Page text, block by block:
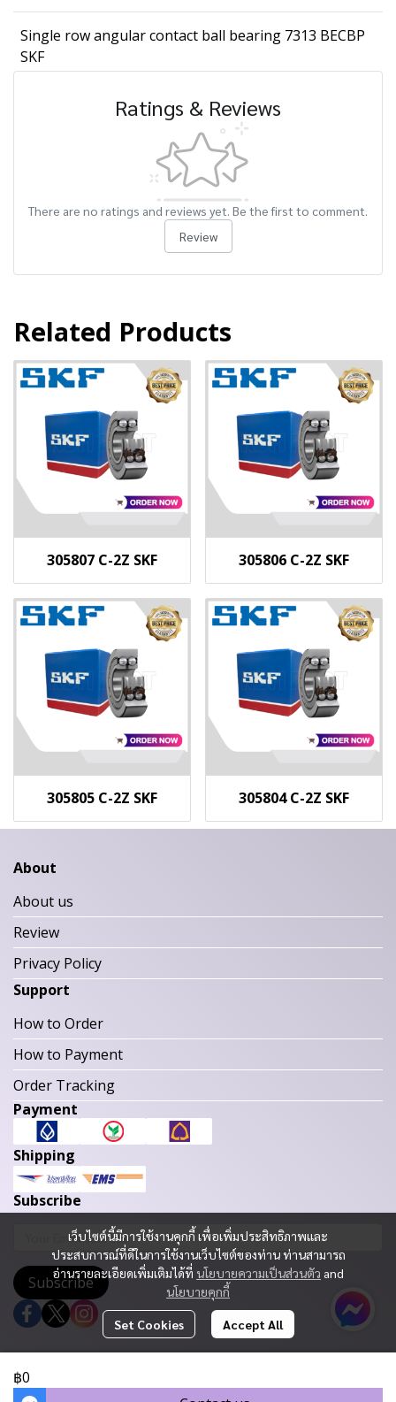
Single row angular contact ball bearing 7313 BECBP
SKF
Ratings & Reviews
There are no ratings and reviews yet. Be the first to comment.
Review
Related Products
305807 C-2Z SKF 305806 C-2Z SKF
305805 C-2Z SKF 305804 C-2Z SKF
฿0
เว็บไซต์นี้มีการใช้งานคุกกี้ เพื่อเพิ่มประสิทธิภาพและ
ประสบการณ์ที่ดีในการใช้งานเว็บไซต์ของท่าน ท่านสามารถ
อ่านรายละเอียดเพิ่มเติมได้ที่ นโยบายความเป็นส่วนตัว and
นโยบายคุกกี้
Set Cookies Accept All
About
About us
Review
Privacy Policy
Support
How to Order
How to Payment
Order Tracking
Payment
Shipping
Subscribe
Subscribe
Today Visitor578